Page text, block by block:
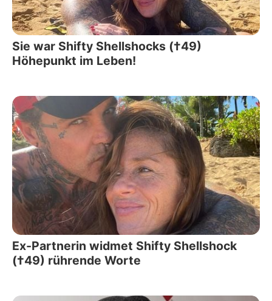
Sie war Shifty Shellshocks (†49)
Höhepunkt im Leben!
Ex-Partnerin widmet Shifty Shellshock
(†49) rührende Worte